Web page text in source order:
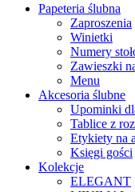
Papeteria ślubna
Zaproszenia
Winietki
Numery
Zawieszki
Menu
Akcesoria ślubne
Upominki
Tablice z
Etykiety na
Księgi gości
Kolekcje
ELEGANT